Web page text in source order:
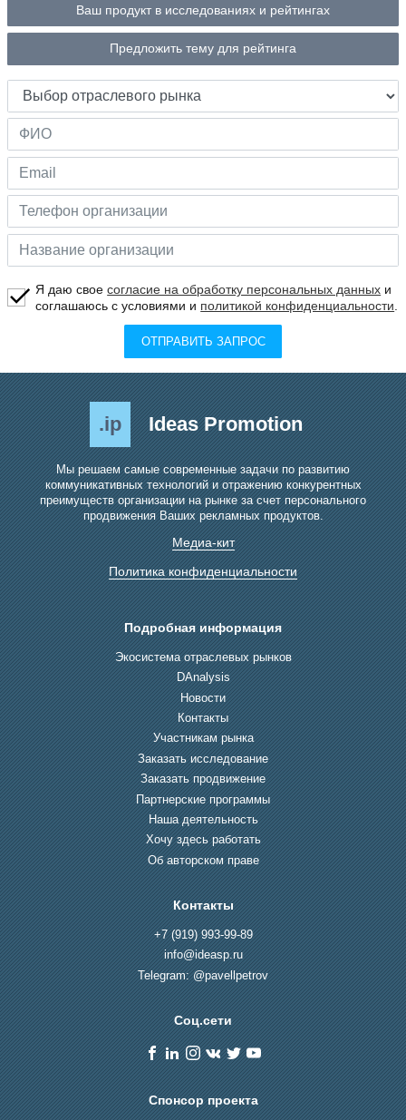
Ваш продукт в исследованиях и рейтингах
Предложить тему для рейтинга
Я даю своесогласие на обработку персональных данных и
соглашаюсь с условиями и политикой конфиденциальности
ОТПРАВИТЬ ЗАПРОС
.ip Ideas Promotion
Мы решаем самые современные задачи по развитию
коммуникативных технологий и отражению конкурентных
преимуществ организации на рынке за счет персонального
продвижения Ваших рекламных продуктов.
Медиа-кит
Политика конфиденциальности
Подробная информация
Экосистема отраслевых рынков
DAnalysis
Новости
Контакты
Участникам рынка
Заказать исследование
Заказать продвижение
Партнерские программы
Наша деятельность
Хочу здесь работать
Об авторском праве
Контакты
+7 (919) 993-99-89
info@ideasp.ru
Telegram: @pavellpetrov
Соц.сети
Спонсор проекта